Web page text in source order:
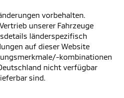
vorbehalten.
unserer Fahrzeuge
länderspezifisch
auf dieser Website
kombinationen
nicht verfügbar
sind.